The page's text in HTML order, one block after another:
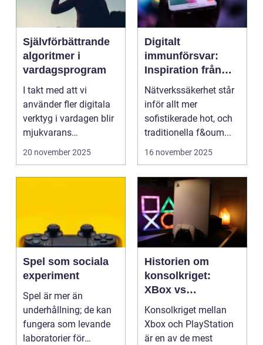
Självförbättrande
algoritmer i
vardagsprogram
I takt med att vi
använder fler digitala
verktyg i vardagen blir
mjukvarans
anpassningsför...
20 november 2025
Digitalt
immunförsvar:
Inspiration från
biologiska system
för att stärka
nätverkssäkerhet
Nätverkssäkerhet står
inför allt mer
sofistikerade hot, och
traditionella f&oum...
16 november 2025
Spel som sociala
experiment
Spel är mer än
underhållning; de kan
fungera som levande
laboratorier för
Historien om
konsolkriget:
XBox vs
PlayStation
Konsolkriget mellan
Xbox och PlayStation
är en av de mest